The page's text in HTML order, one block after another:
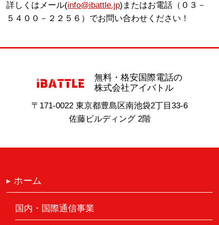
詳しくはメール(info@ibattle.jp)またはお電話（０３－
５４００－２２５６）でお問い合わせください！
無料・格安国際電話の
株式会社アイバトル
〒171-0022 東京都豊島区南池袋2丁目33-6
佐藤ビルディング 2階
ホーム
国内・国際通信事業